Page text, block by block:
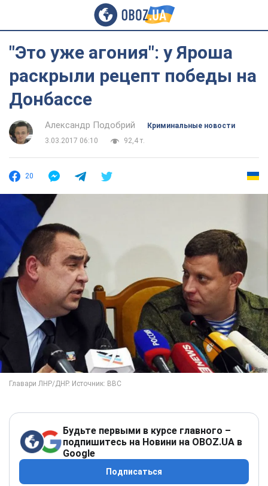
"Это уже агония": у Яроша
раскрыли рецепт победы на
Донбассе
Александр Подобрий
Криминальные новости
3.03.2017 06:10
92,4 т.
20
Будьте первыми в курсе главного –
подпишитесь на Новини на OBOZ.UA в
Google
Подписаться